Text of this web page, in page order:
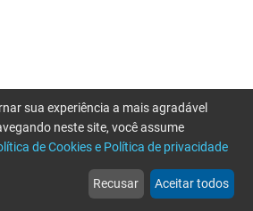
web
Notícias
more_horiz
Mais
sua experiência a mais agradável
neste site, você assume
de Cookies e Política de privacidade
Recusar Aceitar todos
por favor tente novamente